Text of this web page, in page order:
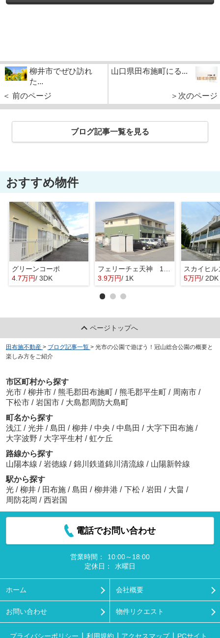
柳井市でぜひ訪れ
た...
＜ 前のページ
山口県田布施町にる...
＞次のページ
ブログ記事一覧を見る
おすすめ物件
グリーンコーポ
4.7万円/ 3DK
3.9万円/ 1K
スカイヒ
5万円/ 2DK
ページトップへ
田布施不動産 > ブログ記事一覧 > 光市の公園で遊ぼう！冠山総合公園の概要と
楽しみ方をご紹介
市区町村から探す
光市 / 柳井市 / 熊毛郡田布施町 / 熊毛郡平生町 / 周南市 /
下松市 / 岩国市 / 大島郡周防大島町
町名から探す
浅江 / 光井 / 島田 / 柳井 / 中央 / 中島田 / 大字下田布施 /
大字波野 / 大字平生村 / 虹ケ丘
路線から探す
山陽本線 / 岩徳線 / 錦川鉄道錦川清流線 / 山陽新幹線
駅から探す
光 / 柳井 / 田布施 / 島田 / 柳井港 / 下松 / 岩田 / 大畠 /
周防花岡 / 西岩国
電話でお問い合わせ
営業時間：
10:00～18:00
定休日：
水曜日
ホーム 会社概要
お問い合わせ 物件リクエスト
プライバシーポリシー 利用規約 アクセスマップ PCサイト